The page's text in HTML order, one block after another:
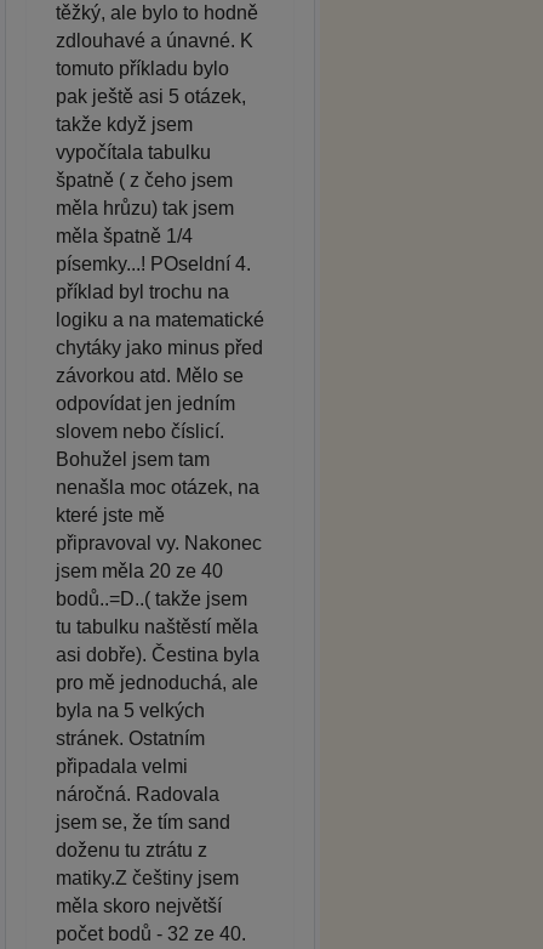
těžký, ale bylo to hodně
zdlouhavé a únavné. K
tomuto příkladu bylo
pak ještě asi 5 otázek,
takže když jsem
vypočítala tabulku
špatně ( z čeho jsem
měla hrůzu) tak jsem
měla špatně 1/4
písemky...! POseldní 4.
příklad byl trochu na
logiku a na matematické
chytáky jako minus před
závorkou atd. Mělo se
odpovídat jen jedním
slovem nebo číslicí.
Bohužel jsem tam
nenašla moc otázek, na
které jste mě
připravoval vy. Nakonec
jsem měla 20 ze 40
bodů..=D..( takže jsem
tu tabulku naštěstí měla
asi dobře). Čestina byla
pro mě jednoduchá, ale
byla na 5 velkých
stránek. Ostatním
připadala velmi
náročná. Radovala
jsem se, že tím sand
doženu tu ztrátu z
matiky.Z češtiny jsem
měla skoro největší
počet bodů - 32 ze 40.